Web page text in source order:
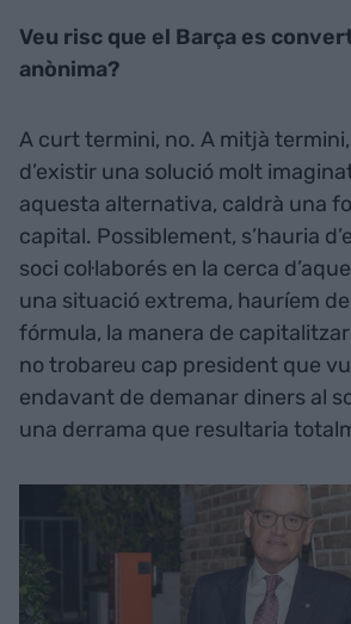
Veu risc que el Barça es
anònima?
A curt termini, no. A mitjà
d’existir una solució molt
aquesta alternativa, caldrà una
capital. Possiblement, s’hauria
soci col·laborés en la cerca
una situació extrema, hauríem
fórmula, la manera de
no trobareu cap president que
endavant de demanar diners al
una derrama que resultaria